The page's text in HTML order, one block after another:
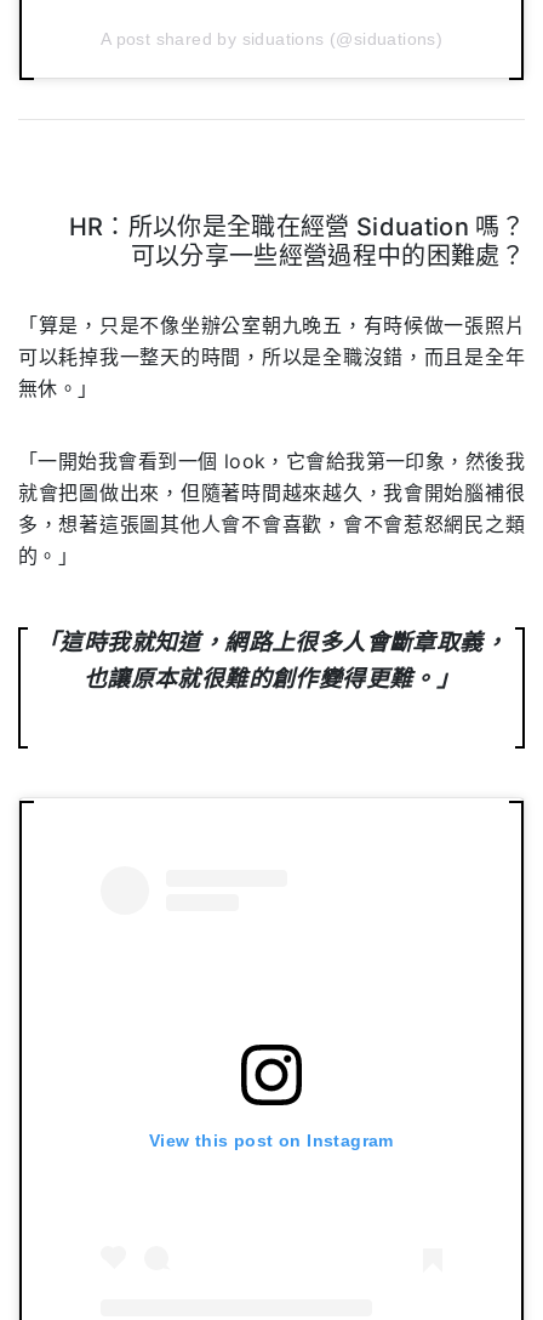
A post shared by siduations (@siduations)
HR：所以你是全職在經營 Siduation 嗎？
可以分享一些經營過程中的困難處？
「算是，只是不像坐辦公室朝九晚五，有時候做一張照片
可以耗掉我一整天的時間，所以是全職沒錯，而且是全年
無休。」
「一開始我會看到一個 look，它會給我第一印象，然後我
就會把圖做出來，但隨著時間越來越久，我會開始腦補很
多，想著這張圖其他人會不會喜歡，會不會惹怒網民之類
的。」
「這時我就知道，網路上很多人會斷章取義，
也讓原本就很難的創作變得更難。」
View this post on Instagram